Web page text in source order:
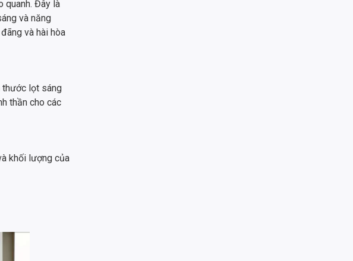
quanh. Đây là
và năng
và hài hòa
thước lọt sáng
thần cho các
khối lượng của